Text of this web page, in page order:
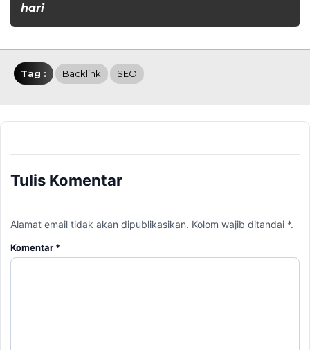
hari
Tag : Backlink SEO
Tulis Komentar